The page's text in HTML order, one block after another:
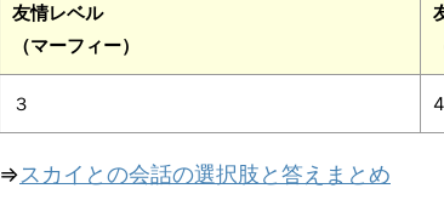
友情レベル
（マーフィー）
３ 4
⇒スカイとの会話の選択肢と答えまとめ